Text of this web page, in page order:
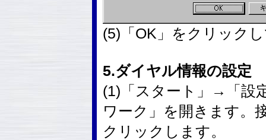
(5)「OK」をクリック
5.ダイヤル情報の設定
(1)「スタート」→「設
ワーク」を開きます。
クリックします。